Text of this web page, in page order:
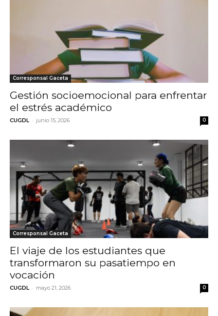
Corresponsal Gaceta
Gestión socioemocional para enfrentar
el estrés académico
CUGDL - junio 15, 2026 0
Corresponsal Gaceta
El viaje de los estudiantes que
transformaron su pasatiempo en
vocación
CUGDL - mayo 21, 2026 0